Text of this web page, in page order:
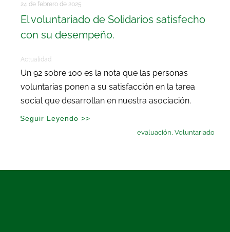
24 de febrero de 2025
El voluntariado de Solidarios satisfecho
con su desempeño.
Actualidad
Un 92 sobre 100 es la nota que las personas
voluntarias ponen a su satisfacción en la tarea
social que desarrollan en nuestra asociación.
Seguir Leyendo >>
evaluación,Voluntariado